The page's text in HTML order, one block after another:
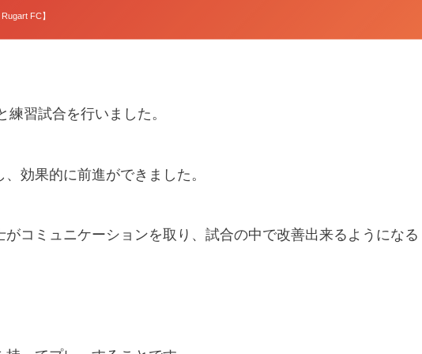
FC】
習試合を行いました。
効果的に前進ができました。
コミュニケーションを取り、試合の中で改善出来るようになる